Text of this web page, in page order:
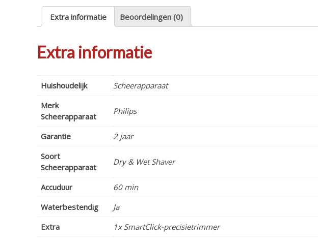
Extra informatie Beoordelingen (0)
Extra informatie
Huishoudelijk
Scheerapparaat
Merk
Scheerapparaat
Philips
Garantie
2 jaar
Soort
Scheerapparaat
Dry & Wet Shaver
Accuduur
60 min
Waterbestendig
Ja
Extra
1x SmartClick-precisietrimmer